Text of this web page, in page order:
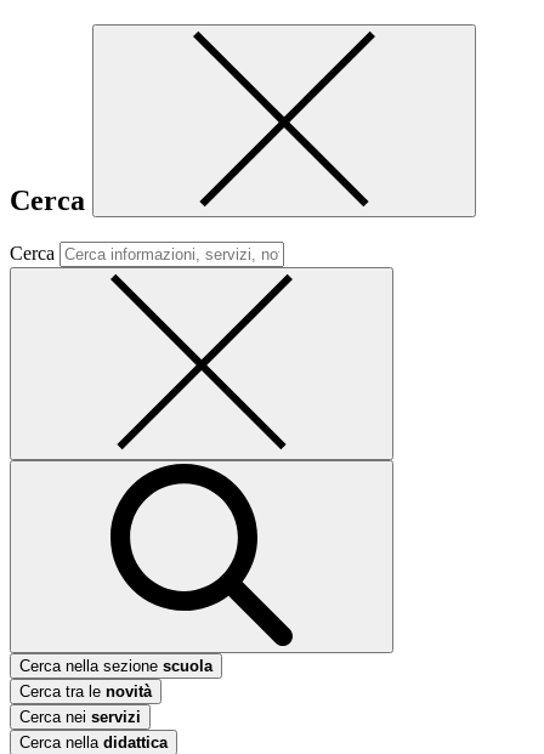
Cerca
Cerca
Cerca nella sezione scuola
Cerca tra le novità
Cerca nei servizi
Cerca nella didattica